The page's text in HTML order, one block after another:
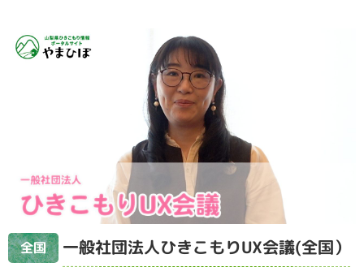
全国 一般社団法人ひきこもりUX会議(全国）